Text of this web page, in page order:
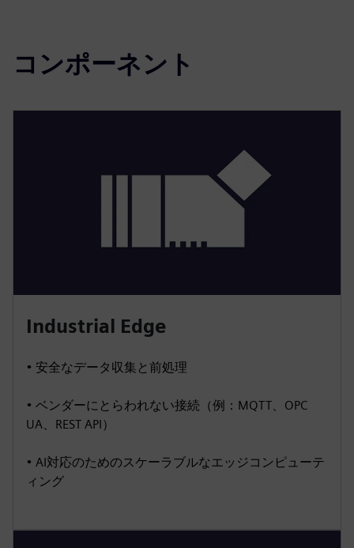
コンポーネント
Industrial Edge
• 安全なデータ収集と前処理
• ベンダーにとらわれない接続（例：MQTT、OPC
UA、REST API）
• AI対応のためのスケーラブルなエッジコンピューテ
ィング